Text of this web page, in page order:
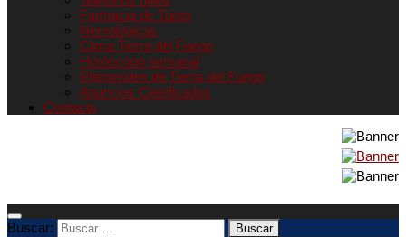
Farmacia de Turno
Necrológicas
Clima Tierra del Fuego
Horóscopo semanal
Efemerides de Tierra del Fuego
Anuncios Clasificados
Contacto
Buscar: